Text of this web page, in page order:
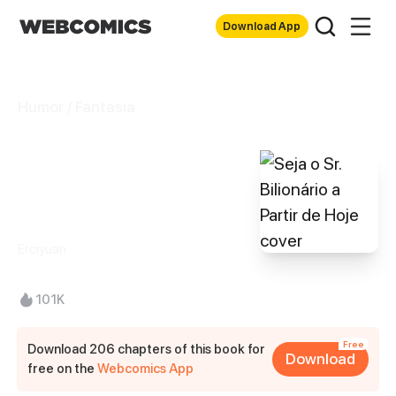
Download App
101K
Download 206 chapters of this book for
free on theWebcomics App
Free
Download